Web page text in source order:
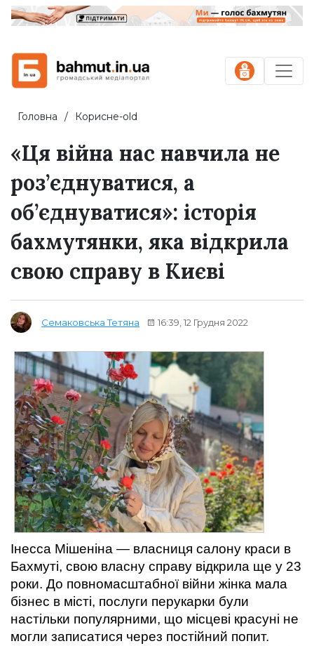
Головна Корисне-old
«Ця війна нас навчила не
роз’єднуватися, а
об’єднуватися»: історія
бахмутянки, яка відкрила
свою справу в Києві
Семаковська Тетяна 16:39, 12 Грудня 2022
Інесса Мішеніна — власниця салону краси в
Бахмуті, свою власну справу відкрила ще у 23
роки. До повномасштабної війни жінка мала
бізнес в місті, послуги перукарки були
настільки популярними, що місцеві красуні не
могли записатися через постійний попит.